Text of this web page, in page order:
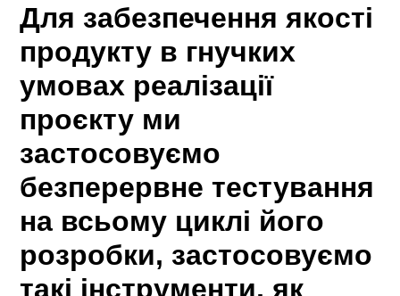
Для забезпечення якості
продукту в гнучких
умовах реалізації
проєкту ми
застосовуємо
безперервне тестування
на всьому циклі його
розробки, застосовуємо
такі інструменти, як